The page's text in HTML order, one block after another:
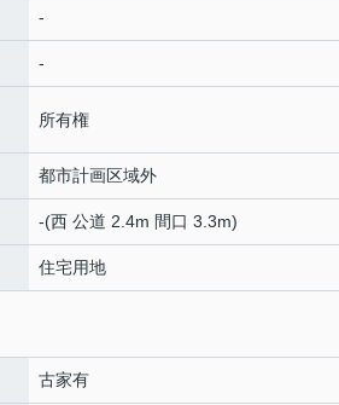
-
-
所有権
都市計画区域外
-(西 公道 2.4m 間口 3.3m)
住宅用地
古家有